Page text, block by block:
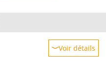
Voir détails